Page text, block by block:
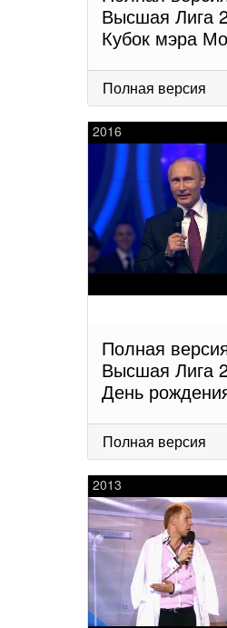
Высшая Лига
Кубок мэра
Полная версия
2016
Полная
Высшая Лига
День
Полная версия
2013